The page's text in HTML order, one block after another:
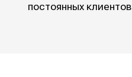
постоянных клиентов